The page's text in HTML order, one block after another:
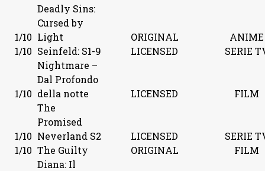
1/10
Deadly Sins:
Cursed by
Light
ORIGINAL
ANIME
1/10 Seinfeld: S1-9 LICENSED SERIE
1/10
Nightmare –
Dal Profondo
della notte
LICENSED FILM
1/10
The
Promised
Neverland S2
LICENSED
SERIE
1/10 The Guilty ORIGINAL FILM
Diana: Il